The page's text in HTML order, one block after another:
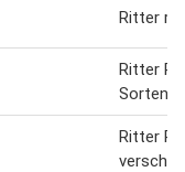
Ritter
Ritter
Sorten
Ritter